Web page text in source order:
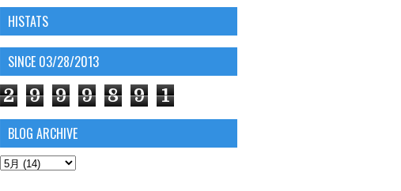
HISTATS
SINCE 03/28/2013
2 9 9 9 8 9 1
BLOG ARCHIVE